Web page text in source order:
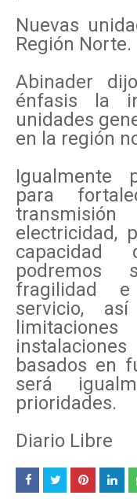
Nuevas
Región Norte.
Abinader
énfasis la
unidades
en la región
Igualmente
para
electricidad,
capacidad
podremos
fragilidad
servicio,
basados en
será
prioridades.
Diario Libre